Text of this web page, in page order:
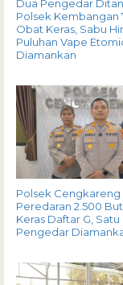
Dua Pengedar
Polsek Kembangan
Obat Keras, Sabu
Puluhan Vape
Diamankan
Polsek Cengkareng
Peredaran 2.500
Keras Daftar G, Satu
Pengedar